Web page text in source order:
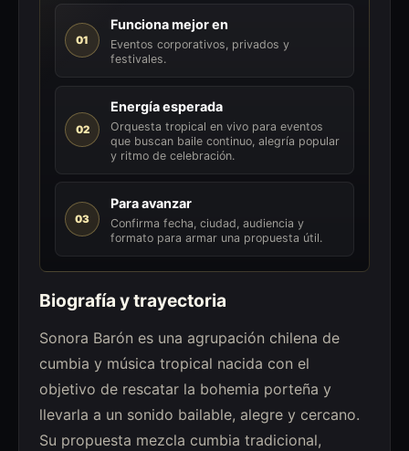
01
Funciona mejor en
Eventos corporativos, privados y
festivales.
02
Energía esperada
Orquesta tropical en vivo para eventos
que buscan baile continuo, alegría popular
y ritmo de celebración.
03
Para avanzar
Confirma fecha, ciudad, audiencia y
formato para armar una propuesta útil.
Biografía y trayectoria
Sonora Barón es una agrupación chilena de
cumbia y música tropical nacida con el
objetivo de rescatar la bohemia porteña y
llevarla a un sonido bailable, alegre y cercano.
Su propuesta mezcla cumbia tradicional,